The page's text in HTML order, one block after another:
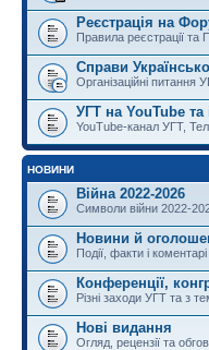
Реєстрація на
Правила реєстрації та
Справи
Організаційні питання
УГТ на YouTube та
YouTube-канал УГТ,
НОВИНИ
Війна 2022-2026
Символи війни 2022-
Новини й
Події, факти і коментарі
Конференції,
Різні заходи УГТ та з
Нові видання
Огляд, рецензії та